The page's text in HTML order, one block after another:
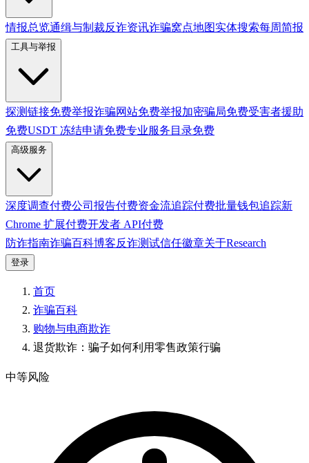
情报总览通缉与制裁反诈资讯诈骗窝点地图实体搜索每周简报
工具与举报
探测链接免费举报诈骗网站免费举报加密骗局免费受害者援助
免费USDT 冻结申请免费专业服务目录免费
高级服务
深度调查付费公司报告付费资金流追踪付费批量钱包追踪新
Chrome 扩展付费开发者 API付费
防诈指南诈骗百科博客反诈测试信任徽章关于Research
登录
首页
诈骗百科
购物与电商欺诈
退货欺诈：骗子如何利用零售政策行骗
中等风险